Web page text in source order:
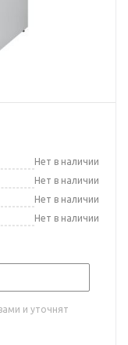
Нет в наличии
Нет в наличии
Нет в наличии
Нет в наличии
и уточнят